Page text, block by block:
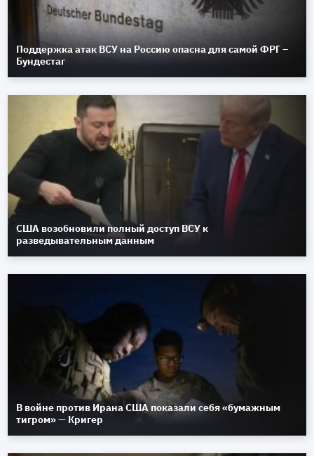
Поддержка атак ВСУ на Россию опасна для самой ФРГ –
Бундестаг
США возобновили полный доступ ВСУ к
разведывательным данным
В войне против Ирана США показали себя «бумажным
тигром» — Кригер